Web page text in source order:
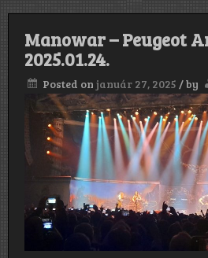
Manowar – Peugeot
2025.01.24.
Posted on január 27, 2025 /by